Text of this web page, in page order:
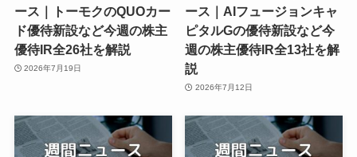
ース｜トーモクのQUOカー
ド優待新設など今週の株主
優待IR全26社を解説
2026年7月19日
ース｜AIフュージョンキャ
ピタルGの優待新設など今
週の株主優待IR全13社を解
説
2026年7月12日